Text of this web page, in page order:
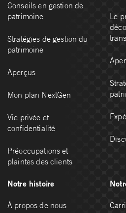
Conseils en gestion de
patrimoine
Stratégies de gestion du
patrimoine
Aperçus
Mon plan NextGen
Vie privée et
confidentialité
Préoccupations et
plaintes des clients
Le
Notre histoire
À propos de nous